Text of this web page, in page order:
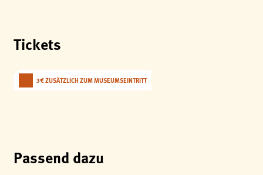
Tickets
3€ ZUSÄTZLICH ZUM MUSEUMSEINTRITT
Passend dazu